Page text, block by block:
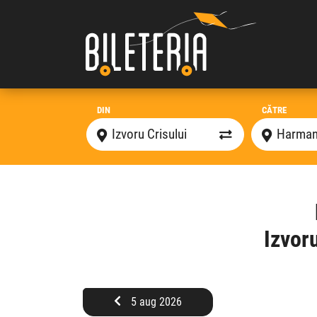
DIN CĂTRE
5 aug 2026